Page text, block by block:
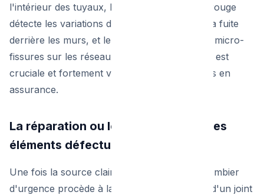
l'intérieur des tuyaux, la thermographie infrarouge
détecte les variations de température liées à la fuite
derrière les murs, et le gaz traceur révèle les micro-
fissures sur les réseaux enterrés. Cette étape est
cruciale et fortement valorisée par les experts en
assurance.
La réparation ou le remplacement des
éléments défectueux
Une fois la source clairement identifiée, le plombier
d'urgence procède à la réparation. S'il s'agit d'un joint